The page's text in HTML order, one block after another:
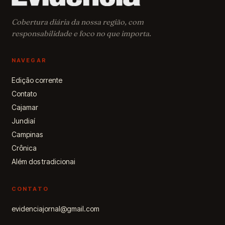
Cobertura diária da nossa região, com
responsabilidade e foco no que importa.
NAVEGAR
Edição corrente
Contato
Cajamar
Jundiaí
Campinas
Crônica
Além dos tradicionai
CONTATO
evidenciajornal@gmail.com